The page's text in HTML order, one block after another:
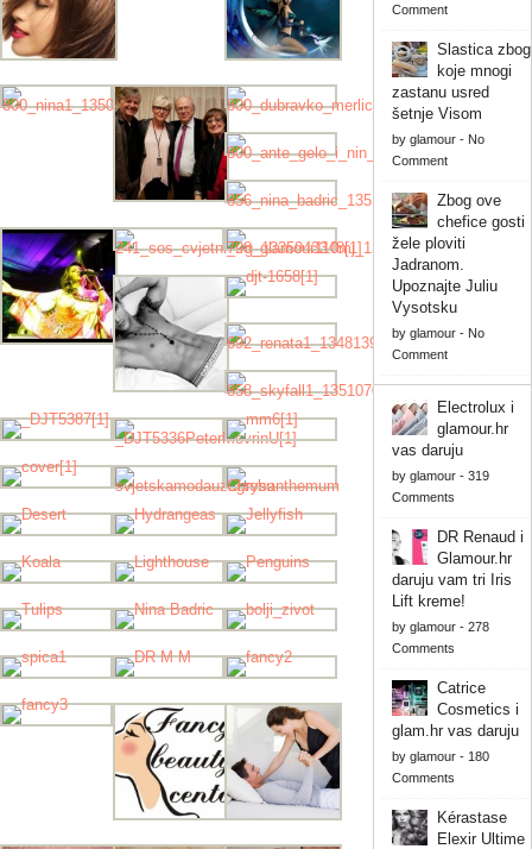
Comment
Slastica zbog
koje mnogi
zastanu usred
šetnje Visom
by glamour- No
Comment
Zbog ove
chefice gosti
žele ploviti
Jadranom.
Upoznajte Juliu
Vysotsku
by glamour- No
Comment
Electrolux i
glamour.hr
vas daruju
by glamour- 319
Comments
DR Renaud i
Glamour.hr
daruju vam tri Iris
Lift kreme!
by glamour- 278
Comments
Catrice
Cosmetics i
glam.hr vas daruju
by glamour- 180
Comments
Kérastase
Elexir Ultime